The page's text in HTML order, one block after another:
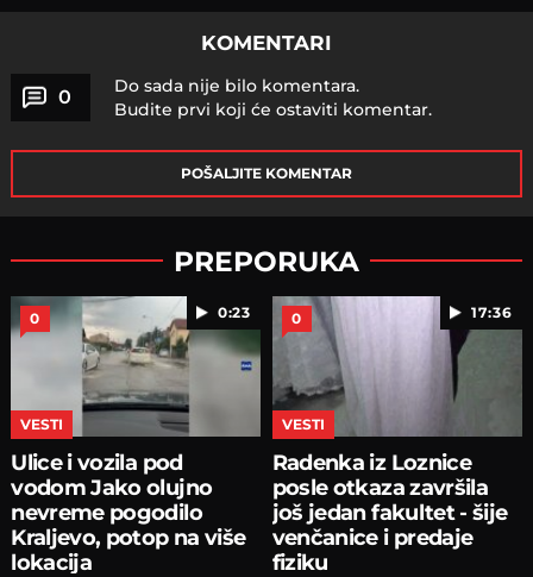
KOMENTARI
0
Do sada nije bilo komentara.
Budite prvi koji će ostaviti komentar.
POŠALJITE KOMENTAR
PREPORUKA
0:23
0
VESTI
Ulice i vozila pod
vodom Jako olujno
nevreme pogodilo
Kraljevo, potop na više
lokacija
17:36
0
VESTI
Radenka iz Loznice
posle otkaza završila
još jedan fakultet - šije
venčanice i predaje
fiziku